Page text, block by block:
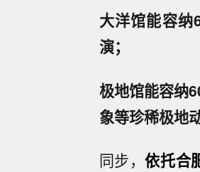
大洋馆能容
演；
极地馆能容纳
象等珍稀极地
同步，依托合